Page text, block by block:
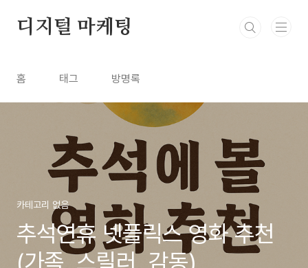
디지털 마케팅
홈 태그 방명록
카테고리 없음
추석연휴 넷플릭스 영화 추천
(가족, 스릴러, 감동)